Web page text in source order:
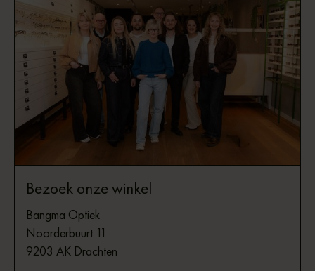
Bezoek onze winkel
Bangma Optiek
Noorderbuurt 11
9203 AK Drachten